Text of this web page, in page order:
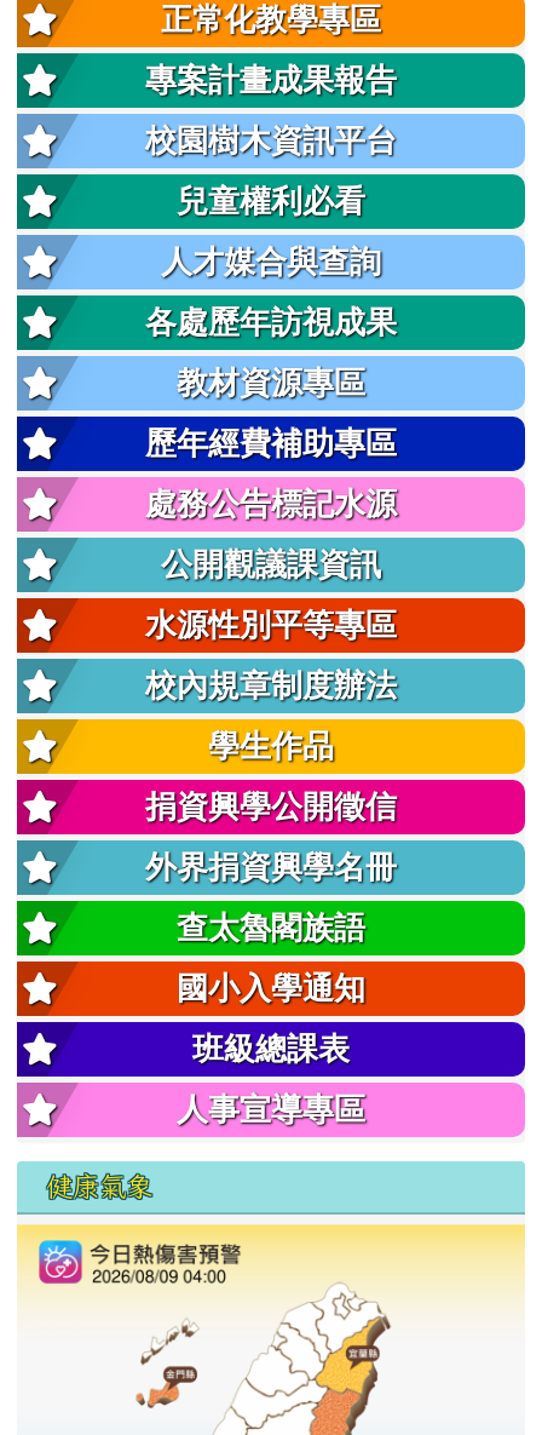
正常化教學專區
專案計畫成果報告
校園樹木資訊平台
兒童權利必看
人才媒合與查詢
各處歷年訪視成果
教材資源專區
歷年經費補助專區
處務公告標記水源
公開觀議課資訊
水源性別平等專區
校內規章制度辦法
學生作品
捐資興學公開徵信
外界捐資興學名冊
查太魯閣族語
國小入學通知
班級總課表
人事宣導專區
健康氣象